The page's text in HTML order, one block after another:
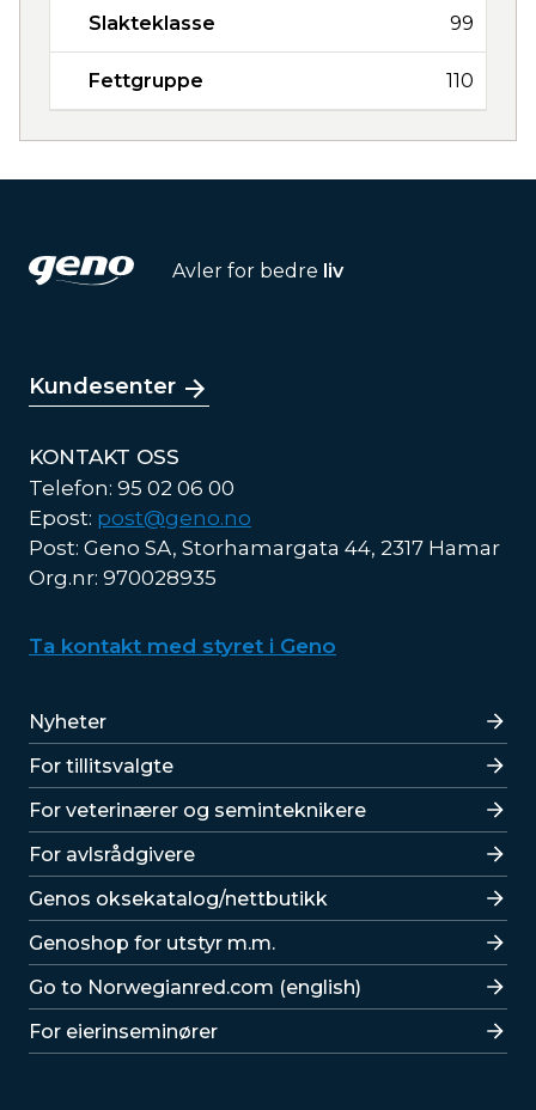
Slakteklasse 99
Fettgruppe 110
Avler for bedre liv
Kundesenter
KONTAKT OSS
Telefon: 95 02 06 00
Epost: post@geno.no
Post: Geno SA, Storhamargata 44, 2317 Hamar
Org.nr: 970028935
Ta kontakt med styret i Geno
Lenker
Nyheter
For tillitsvalgte
For veterinærer og seminteknikere
For avlsrådgivere
Lenker
Genos oksekatalog/nettbutikk
Genoshop for utstyr m.m.
Go to Norwegianred.com (english)
For eierinseminører